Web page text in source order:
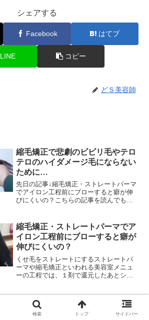
シェアする
Facebook はてブ
LINE コピー
どＳ美容師
縮毛矯正で悲劇のビビリ毛やテロ
テロのハイダメージ毛にならない
ために…
先日の記事↓縮毛矯正・ストレートパーマ
でアイロン工程前にブローすると癖が伸
びにくいの？こちらの記事を読んでもら
毛矯正の件で質問が...
縮毛矯正・ストレートパーマでア
イロン工程前にブローすると癖が
伸びにくいの？
くせ毛をストレートにするストレートパ
ーマや縮毛矯正といわれる美容室メニュ
ーの工程では、１剤で還元したあとシャ
レートに伸ばす...
検索 トップ サイドバー